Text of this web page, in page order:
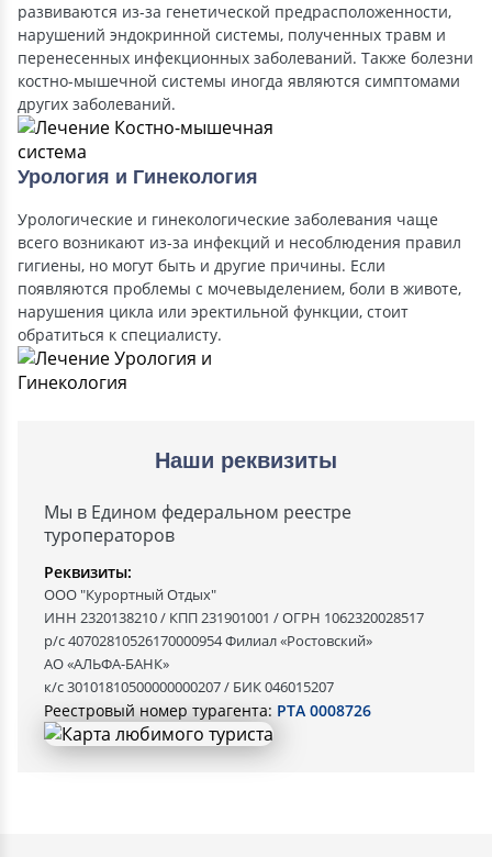
развиваются из-за генетической предрасположенности,
нарушений эндокринной системы, полученных травм и
перенесенных инфекционных заболеваний. Также болезни
костно-мышечной системы иногда являются симптомами
других заболеваний.
Урология и Гинекология
Урологические и гинекологические заболевания чаще
всего возникают из-за инфекций и несоблюдения правил
гигиены, но могут быть и другие причины. Если
появляются проблемы с мочевыделением, боли в животе,
нарушения цикла или эректильной функции, стоит
обратиться к специалисту.
Наши реквизиты
Мы в Едином федеральном реестре
туроператоров
Реквизиты:
ООО "Курортный Отдых"
ИНН 2320138210 / КПП 231901001 / ОГРН 1062320028517
р/с 40702810526170000954 Филиал «Ростовский»
АО «АЛЬФА-БАНК»
к/с 30101810500000000207 / БИК 046015207
Реестровый номер турагента: РТА 0008726